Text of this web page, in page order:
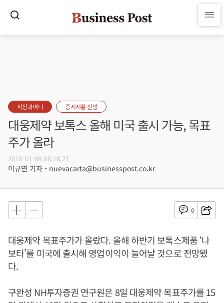
시장과머니 증시시황·전망
대웅제약 보톡스 올해 미국 출시 가능, 목표
주가 올라
2018-01-08 08:16:27
이규연 기자 - nuevacarta@businesspost.co.kr
0
대웅제약 목표주가가 올랐다. 올해 하반기 보톡스제품 ‘나
보타’를 미국에 출시해 영업이익이 늘어날 것으로 전망됐
다.
구완성 NH투자증권 연구원은 8일 대웅제약 목표주가를 15